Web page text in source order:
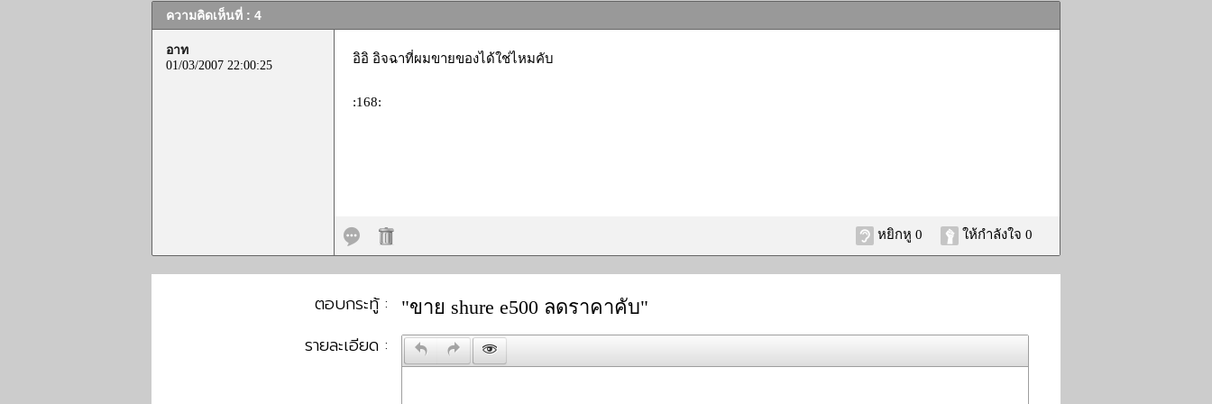
ความคิดเห็นที่ : 4
อาท
01/03/2007 22:00:25 อิอิ อิจฉาที่ผมขายของได้ใช่ไหมคับ
:168:
ให้กำลังใจ 0
หยิกหู 0
ตอบกระทู้ : "ขาย shure e500 ลดราคาคับ"
รายละเอียด :